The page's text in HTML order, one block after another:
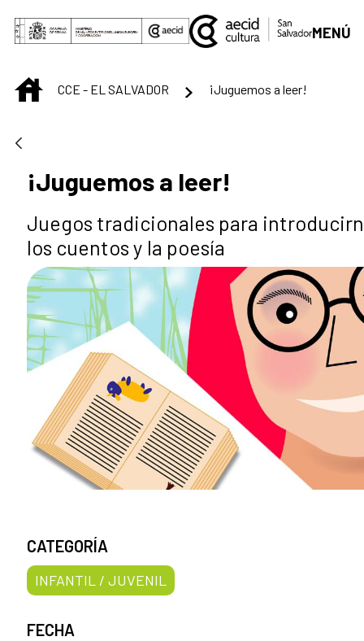
Saltar al contenido principal
MENÚ
INICIOCCE - EL SALVADOR ¡Juguemos a leer!
¡Juguemos a leer!
Juegos tradicionales para
los cuentos y la poesía
CATEGORÍA
INFANTIL / JUVENIL
FECHA